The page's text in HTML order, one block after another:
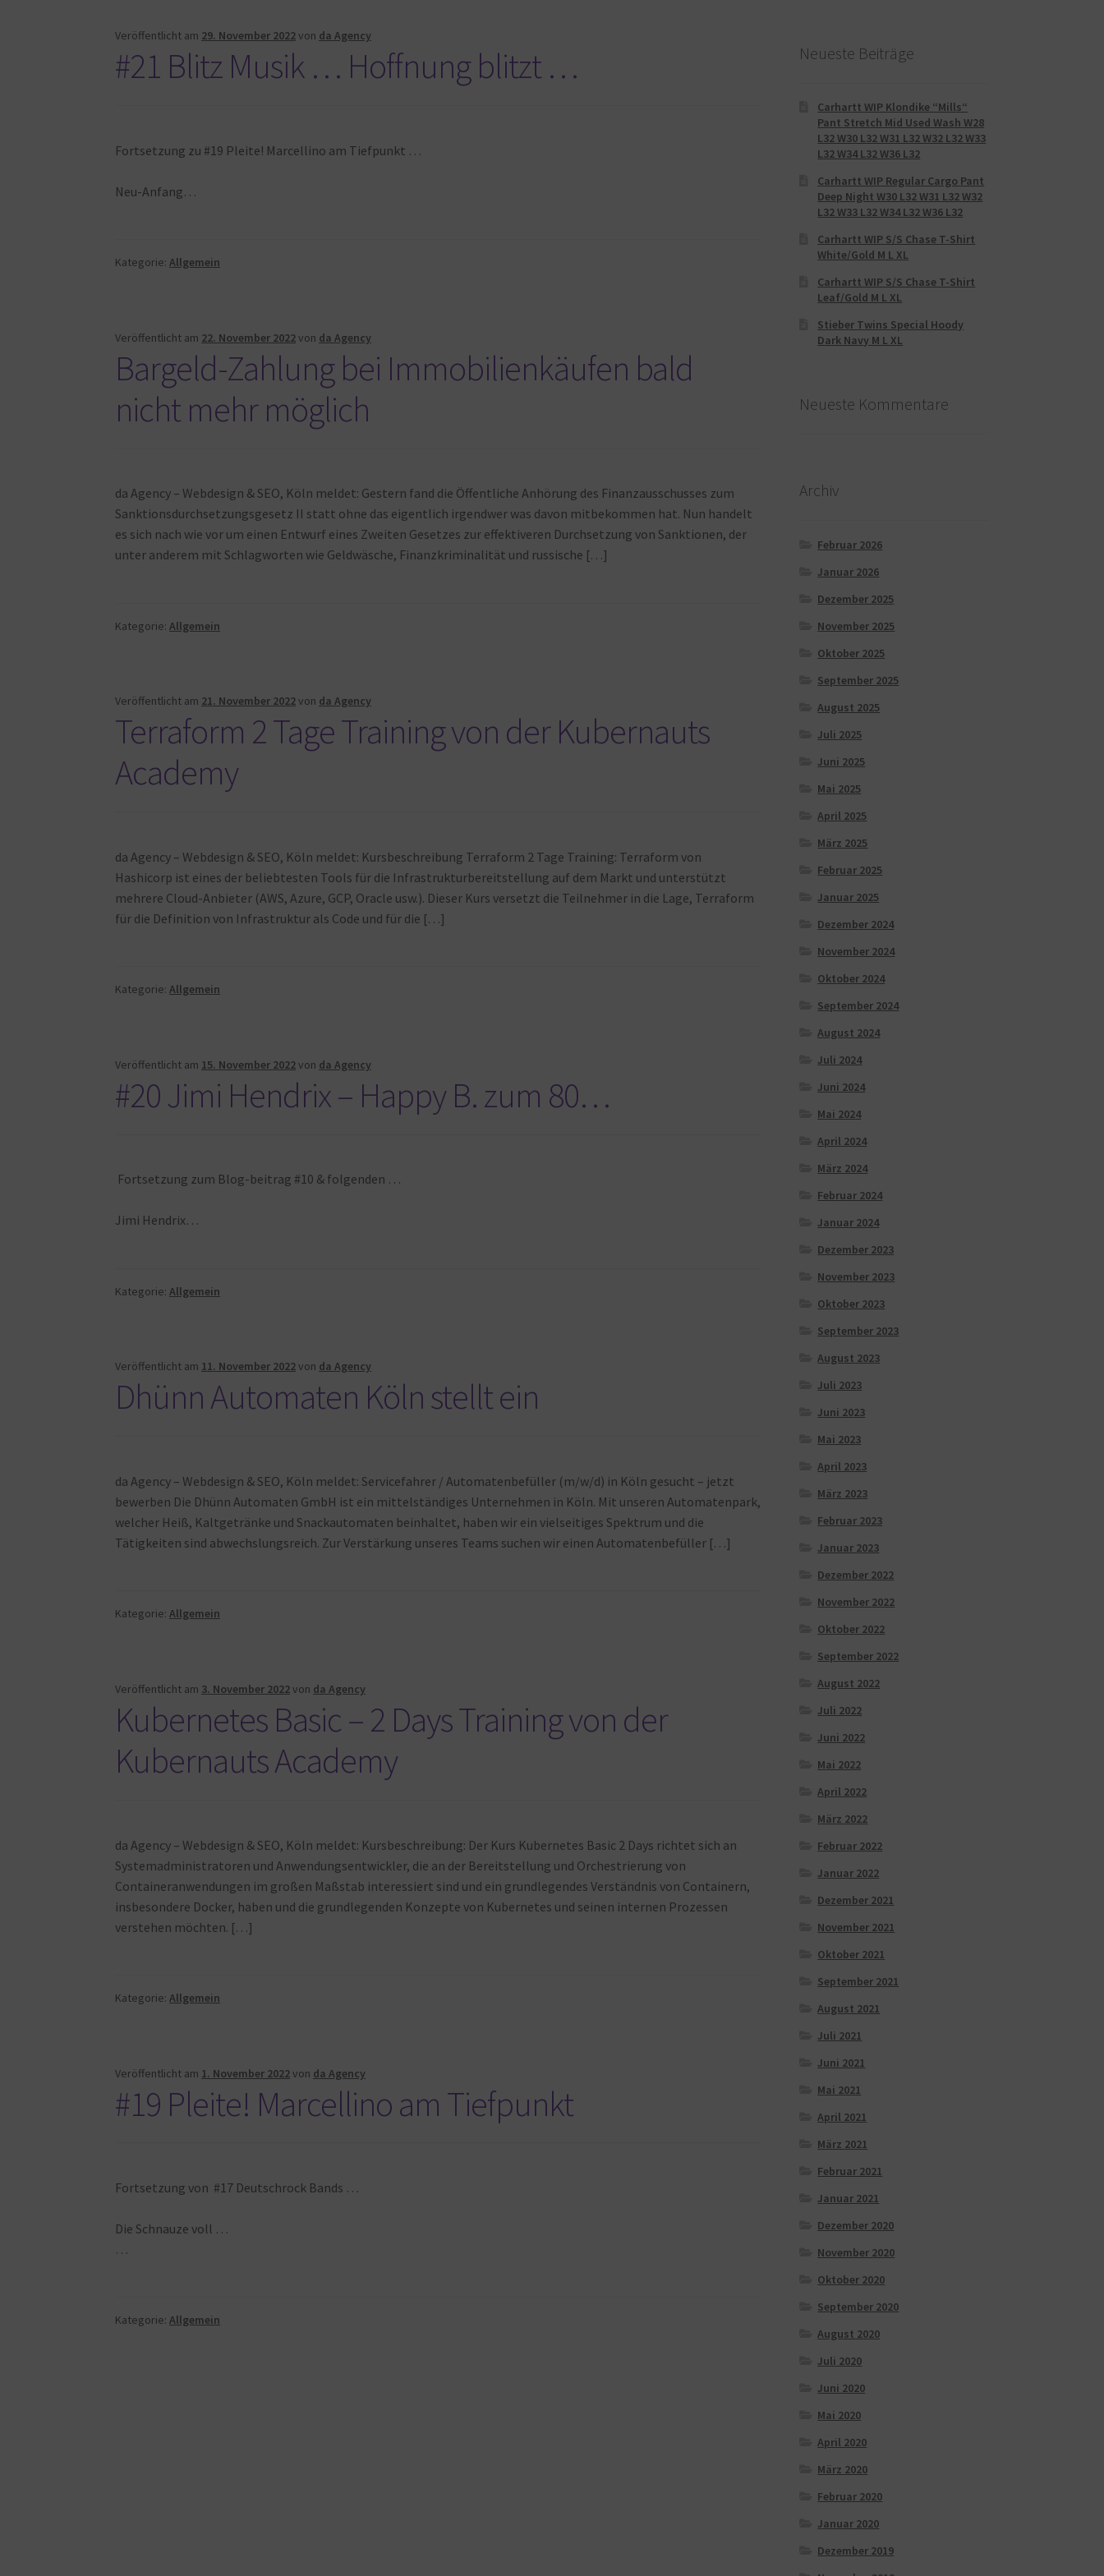
Veröffentlicht am 29. November 2022von da Agency
#21 Blitz Musik … Hoffnung blitzt …
Fortsetzung zu #19 Pleite! Marcellino am Tiefpunkt …
Neu-Anfang…
Kategorie:Allgemein
Veröffentlicht am 22. November 2022von da Agency
Bargeld-Zahlung bei Immobilienkäufen bald
nicht mehr möglich
da Agency – Webdesign & SEO, Köln meldet: Gestern fand die Öffentliche Anhörung des Finanzausschusses zum
Sanktionsdurchsetzungsgesetz II statt ohne das eigentlich irgendwer was davon mitbekommen hat. Nun handelt
es sich nach wie vor um einen Entwurf eines Zweiten Gesetzes zur effektiveren Durchsetzung von Sanktionen, der
unter anderem mit Schlagworten wie Geldwäsche, Finanzkriminalität und russische […]
Kategorie: Allgemein
Veröffentlicht am 21. November 2022von da Agency
Terraform 2 Tage Training von der Kubernauts
Academy
da Agency – Webdesign & SEO, Köln meldet: Kursbeschreibung Terraform 2 Tage Training: Terraform von
Hashicorp ist eines der beliebtesten Tools für die Infrastrukturbereitstellung auf dem Markt und unterstützt
mehrere Cloud-Anbieter (AWS, Azure, GCP, Oracle usw.). Dieser Kurs versetzt die Teilnehmer in die Lage, Terraform
für die Definition von Infrastruktur als Code und für die […]
Kategorie:Allgemein
Veröffentlicht am 15. November 2022von da Agency
#20 Jimi Hendrix – Happy B. zum 80…
Fortsetzung zum Blog-beitrag #10 & folgenden …
Jimi Hendrix…
Kategorie:Allgemein
Veröffentlicht am 11. November 2022von da Agency
Dhünn Automaten Köln stellt ein
da Agency – Webdesign & SEO, Köln meldet: Servicefahrer / Automatenbefüller (m/w/d) in Köln gesucht – jetzt
bewerben Die Dhünn Automaten GmbH ist ein mittelständiges Unternehmen in Köln. Mit unseren Automatenpark,
welcher Heiß, Kaltgetränke und Snackautomaten beinhaltet, haben wir ein vielseitiges Spektrum und die
Tätigkeiten sind abwechslungsreich. Zur Verstärkung unseres Teams suchen wir einen Automatenbefüller […]
Kategorie:Allgemein
Veröffentlicht am 3. November 2022von da Agency
Kubernetes Basic – 2 Days Training von der
Kubernauts Academy
da Agency – Webdesign & SEO, Köln meldet: Kursbeschreibung: Der Kurs Kubernetes Basic 2 Days richtet sich an
Systemadministratoren und Anwendungsentwickler, die an der Bereitstellung und Orchestrierung von
Containeranwendungen im großen Maßstab interessiert sind und ein grundlegendes Verständnis von Containern,
insbesondere Docker, haben und die grundlegenden Konzepte von Kubernetes und seinen internen Prozessen
verstehen möchten. […]
Kategorie:Allgemein
Veröffentlicht am 1. November 2022von da Agency
#19 Pleite! Marcellino am Tiefpunkt
Fortsetzung von #17 Deutschrock Bands …
Die Schnauze voll …
…
Kategorie:Allgemein
Neueste Beiträge
Carhartt WIP Klondike “Mills“
Pant Stretch Mid Used Wash W28
L32 W30 L32 W31 L32 W32 L32 W33
L32 W34 L32 W36 L32
Carhartt WIP Regular Cargo Pant
Deep Night W30 L32 W31 L32 W32
L32 W33 L32 W34 L32 W36 L32
Carhartt WIP S/S Chase T-Shirt
White/Gold M L XL
Carhartt WIP S/S Chase T-Shirt
Leaf/Gold M L XL
Stieber Twins Special Hoody
Dark Navy M L XL
Neueste Kommentare
Archiv
Februar 2026
Januar 2026
Dezember 2025
November 2025
Oktober 2025
September 2025
August 2025
Juli 2025
Juni 2025
Mai 2025
April 2025
März 2025
Februar 2025
Januar 2025
Dezember 2024
November 2024
Oktober 2024
September 2024
August 2024
Juli 2024
Juni 2024
Mai 2024
April 2024
März 2024
Februar 2024
Januar 2024
Dezember 2023
November 2023
Oktober 2023
September 2023
August 2023
Juli 2023
Juni 2023
Mai 2023
April 2023
März 2023
Februar 2023
Januar 2023
Dezember 2022
November 2022
Oktober 2022
September 2022
August 2022
Juli 2022
Juni 2022
Mai 2022
April 2022
März 2022
Februar 2022
Januar 2022
Dezember 2021
November 2021
Oktober 2021
September 2021
August 2021
Juli 2021
Juni 2021
Mai 2021
April 2021
März 2021
Februar 2021
Januar 2021
Dezember 2020
November 2020
Oktober 2020
September 2020
August 2020
Juli 2020
Juni 2020
Mai 2020
April 2020
März 2020
Februar 2020
Januar 2020
Dezember 2019